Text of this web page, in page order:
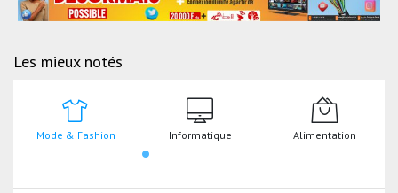
Les mieux notés
Mode & Fashion Informatique Alimentation